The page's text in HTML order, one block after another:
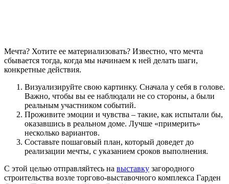
Мечта? Хотите ее материализовать? Известно, что мечта
сбывается тогда, когда мы начинаем к ней делать шаги,
конкретные действия.
Визуализируйте свою картинку. Сначала у себя в голове.
Важно, чтобы вы ее наблюдали не со стороны, а были
реальным участником событий.
Проживите эмоции и чувства – такие, как испытали бы,
оказавшись в реальном доме. Лучше «примерить»
несколько вариантов.
Составьте пошаговый план, который доведет до
реализации мечты, с указанием сроков выполнения.
С этой целью отправляйтесь на выставку загородного
строительства возле торгово-выставочного комплекса Гарден